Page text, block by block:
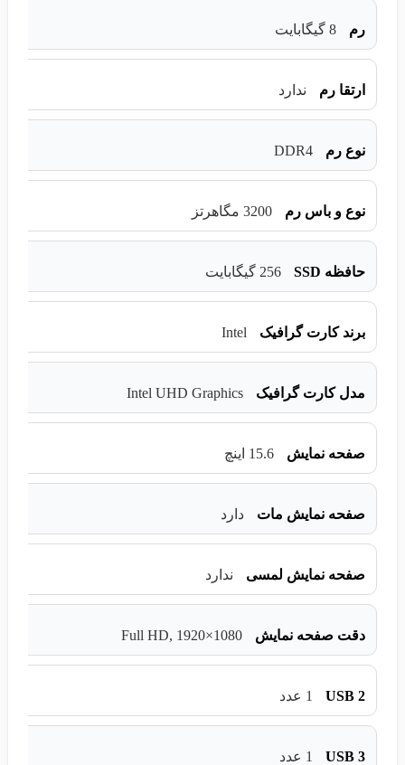
رم 8 گیگابایت
ارتقا رم ندارد
نوع رم DDR4
نوع و باس رم 3200 مگاهرتز
حافظه SSD 256 گیگابایت
برند کارت گرافیک Intel
مدل کارت گرافیک Intel UHD Graphics
صفحه نمایش 15.6 اینچ
صفحه نمایش مات دارد
صفحه نمایش لمسی ندارد
دقت صفحه نمایش Full HD, 1920×1080
USB 2 1 عدد
USB 3 1 عدد